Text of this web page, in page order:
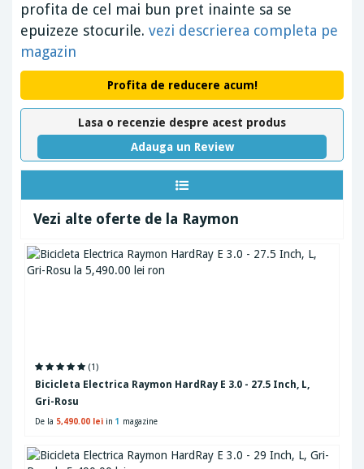
profita de cel mai bun pret inainte sa se
epuizeze stocurile. vezi descrierea completa pe
magazin
Profita de reducere acum!
Lasa o recenzie despre acest produs
Adauga un Review
Vezi alte oferte de la Raymon
(1)
Bicicleta Electrica Raymon HardRay E 3.0 - 27.5 Inch, L,
Gri-Rosu
De la 5,490.00 lei in 1 magazine